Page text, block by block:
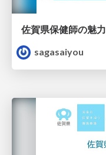
佐賀県保健師の魅力
sagasaiyou